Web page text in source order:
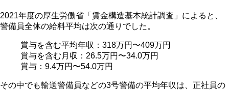
2021年度の厚生労働省「賃金構造基本統計調査」によると、
警備員全体の給料平均は次の通りでした。
賞与を含む平均年収：318万円〜409万円
賞与を含む月収：26.5万円〜34.0万円
賞与：9.4万円〜54.0万円
その中でも輸送警備員などの3号警備の平均年収は、正社員の